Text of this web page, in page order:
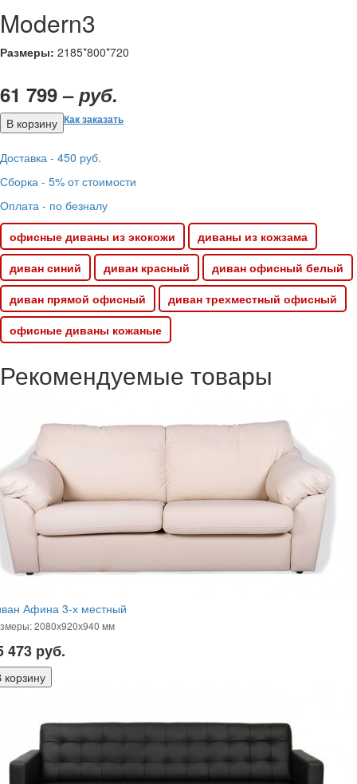
Modern3
Размеры: 2185*800*720
61 799 –руб.
Как заказать
Доставка - 450 руб.
Сборка - 5% от стоимости
Оплата - по безналу
офисные диваны из экокожи
диваны из кожзама
диван синий
диван красный
диван офисный белый
диван прямой офисный
диван трехместный офисный
офисные диваны кожаные
Рекомендуемые товары
Афина 3-х местный
2080х920х940 мм
473 руб.